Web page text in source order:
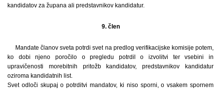
kandidatov za župana ali predstavnikov kandidatur.
9. člen
Mandate članov sveta potrdi svet na predlog verifikacijske komisije potem,
ko dobi njeno poročilo o pregledu potrdil o izvolitvi ter vsebini in
upravičenosti morebitnih pritožb kandidatov, predstavnikov kandidatur
oziroma kandidatnih list.
Svet odloči skupaj o potrditvi mandatov, ki niso sporni, o vsakem spornem